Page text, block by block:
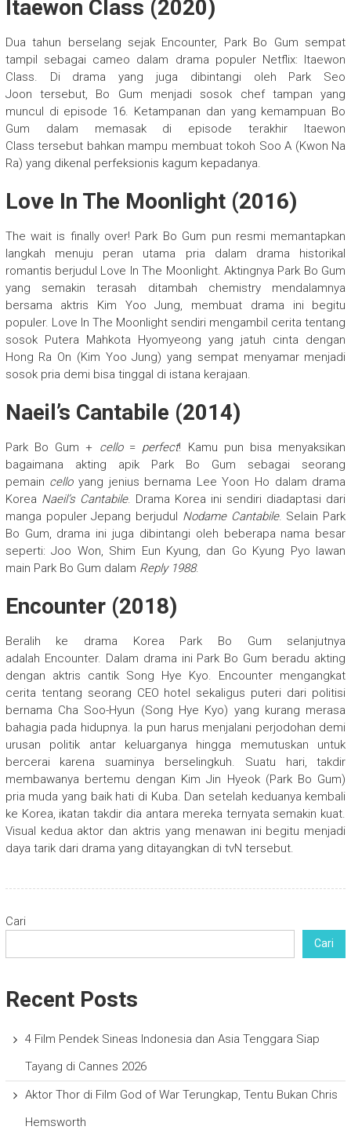
Itaewon Class (2020)
Dua tahun berselang sejak Encounter, Park Bo Gum sempat
tampil sebagai cameo dalam drama populer Netflix: Itaewon
Class. Di drama yang juga dibintangi oleh Park Seo
Joon tersebut, Bo Gum menjadi sosok chef tampan yang
muncul di episode 16. Ketampanan dan yang kemampuan Bo
Gum dalam memasak di episode terakhir Itaewon
Class tersebut bahkan mampu membuat tokoh Soo A (Kwon Na
Ra) yang dikenal perfeksionis kagum kepadanya.
Love In The Moonlight (2016)
The wait is finally over! Park Bo Gum pun resmi memantapkan
langkah menuju peran utama pria dalam drama historikal
romantis berjudul Love In The Moonlight. Aktingnya Park Bo Gum
yang semakin terasah ditambah chemistry mendalamnya
bersama aktris Kim Yoo Jung, membuat drama ini begitu
populer. Love In The Moonlight sendiri mengambil cerita tentang
sosok Putera Mahkota Hyomyeong yang jatuh cinta dengan
Hong Ra On (Kim Yoo Jung) yang sempat menyamar menjadi
sosok pria demi bisa tinggal di istana kerajaan.
Naeil’s Cantabile (2014)
Park Bo Gum + cello = perfect! Kamu pun bisa menyaksikan
bagaimana akting apik Park Bo Gum sebagai seorang
pemain celloyang jenius bernama Lee Yoon Ho dalam drama
Korea Naeil’s Cantabile. Drama Korea ini sendiri diadaptasi dari
manga populer Jepang berjudul Nodame Cantabile. Selain Park
Bo Gum, drama ini juga dibintangi oleh beberapa nama besar
seperti: Joo Won, Shim Eun Kyung, dan Go Kyung Pyo lawan
main Park Bo Gum dalam Reply 1988.
Encounter (2018)
Beralih ke drama Korea Park Bo Gum selanjutnya
adalah Encounter. Dalam drama ini Park Bo Gum beradu akting
dengan aktris cantik Song Hye Kyo. Encounter mengangkat
cerita tentang seorang CEO hotel sekaligus puteri dari politisi
bernama Cha Soo-Hyun (Song Hye Kyo) yang kurang merasa
bahagia pada hidupnya. Ia pun harus menjalani perjodohan demi
urusan politik antar keluarganya hingga memutuskan untuk
bercerai karena suaminya berselingkuh. Suatu hari, takdir
membawanya bertemu dengan Kim Jin Hyeok (Park Bo Gum)
pria muda yang baik hati di Kuba. Dan setelah keduanya kembali
ke Korea, ikatan takdir dia antara mereka ternyata semakin kuat.
Visual kedua aktor dan aktris yang menawan ini begitu menjadi
daya tarik dari drama yang ditayangkan di tvN tersebut.
Cari
Cari
Recent Posts
4 Film Pendek Sineas Indonesia dan Asia Tenggara Siap
Tayang di Cannes 2026
Aktor Thor di Film God of War Terungkap, Tentu Bukan Chris
Hemsworth